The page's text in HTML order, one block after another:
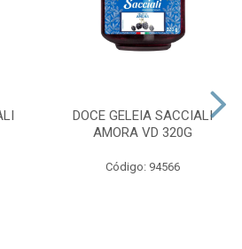
DOCE GELEIA SACCIALI
AMORA VD 320G
Código: 94566